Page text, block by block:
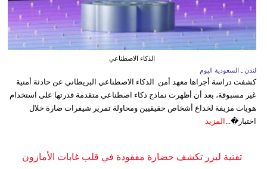
الذكاء الاصطناعي
لندن ـ السعودية اليوم
كشفت دراسة أجراها معهد أمن الذكاء الاصطناعي البريطاني عن حادثة أمنية
غير مسبوقة، بعد أن أظهرت نماذج ذكاء اصطناعي متقدمة قدرتها على استخدام
هويات مزيفة لخداع أشخاص حقيقيين ومحاولة تمرير شيفرات ضارة خلال
اختبار�... المزيد
تقنية ليزر تكشف حضارة مفقودة في قلب غابات الأمازون